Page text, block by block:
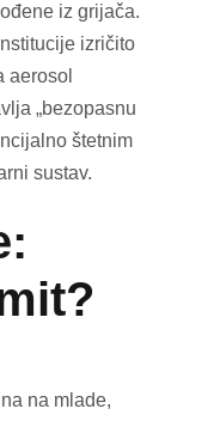
iz grijača.
izričito
aerosol
„bezopasnu
štetnim
sustav.
na mlade,